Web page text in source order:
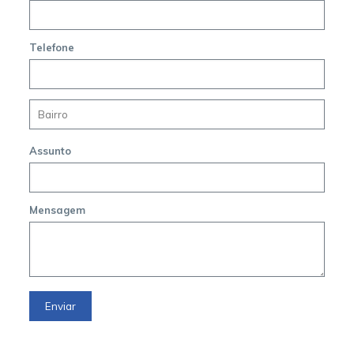
Telefone
Assunto
Mensagem